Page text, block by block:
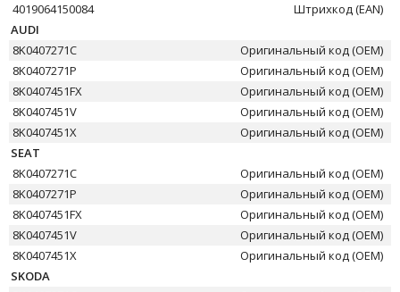
4019064150084
Штрихкод (EAN)
AUDI
8K0407271C
Оригинальный код (OEM)
8K0407271P
Оригинальный код (OEM)
8K0407451FX
Оригинальный код (OEM)
8K0407451V
Оригинальный код (OEM)
8K0407451X
Оригинальный код (OEM)
SEAT
8K0407271C
Оригинальный код (OEM)
8K0407271P
Оригинальный код (OEM)
8K0407451FX
Оригинальный код (OEM)
8K0407451V
Оригинальный код (OEM)
8K0407451X
Оригинальный код (OEM)
SKODA